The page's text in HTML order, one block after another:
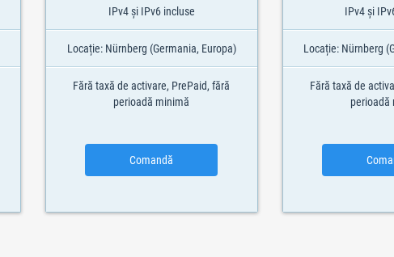
IPv4 și IPv6 incluse
Locație: Nürnberg (Germania, Europa)
Fără taxă de activare, PrePaid, fără
perioadă minimă
Comandă
IPv4 și
Locație: Nürnberg
Fără taxă de
perioadă